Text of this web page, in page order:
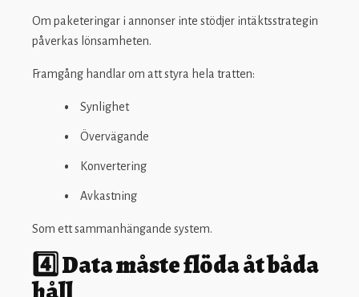
Om paketeringar i annonser inte stödjer intäktsstrategin
påverkas lönsamheten.
Framgång handlar om att styra hela tratten:
Synlighet
Övervägande
Konvertering
Avkastning
Som ett sammanhängande system.
4️⃣ Data måste flöda åt båda